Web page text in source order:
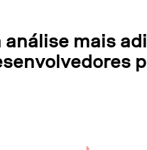
análise mais